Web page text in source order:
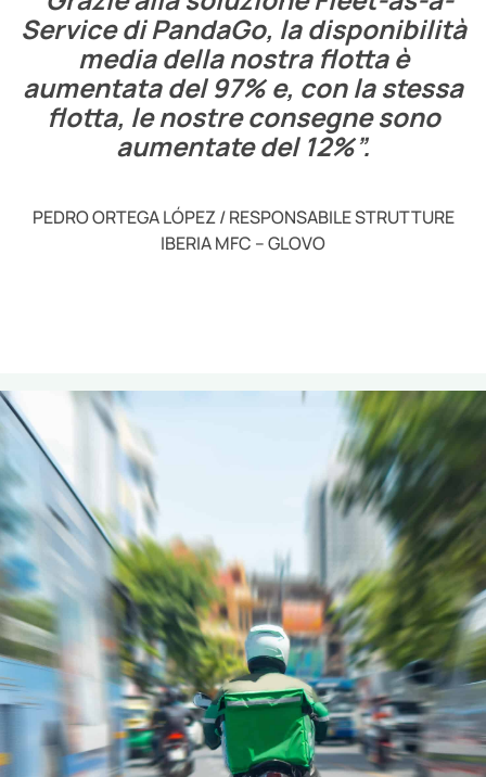
Service di PandaGo, la disponibilità
media della nostra flotta è
aumentata del 97% e, con la stessa
flotta, le nostre consegne sono
aumentate del 12%”.
PEDRO ORTEGA LÓPEZ / RESPONSABILE STRUTTURE
IBERIA MFC – GLOVO